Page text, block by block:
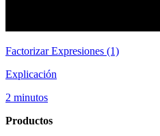
Factorizar Expresiones (1)
Explicación
2 minutos
Productos